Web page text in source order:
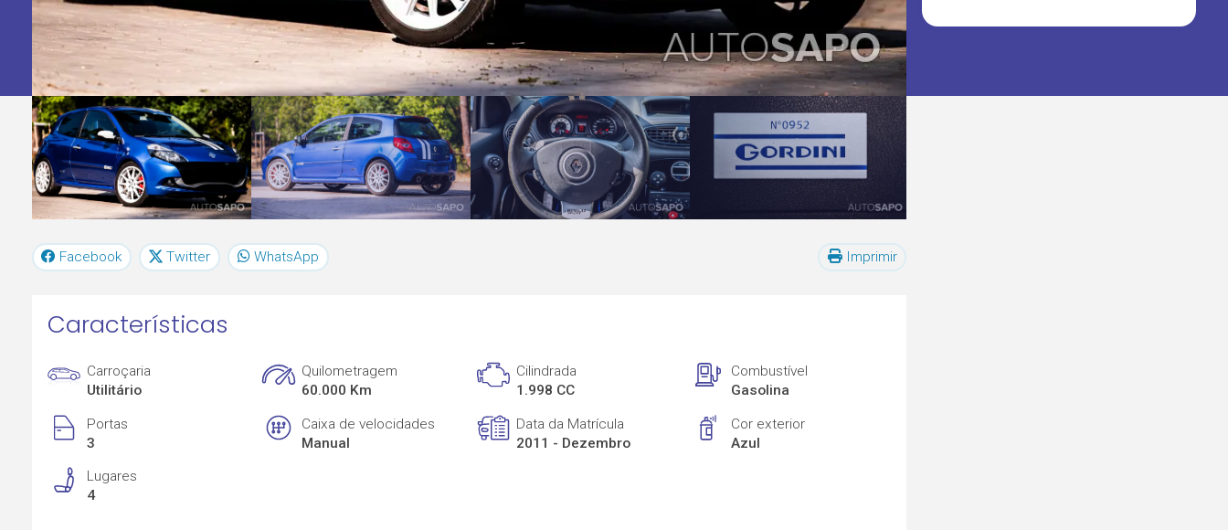
Facebook Twitter WhatsApp Imprimir
Características
Carroçaria
Utilitário
Quilometragem
60.000 Km
Cilindrada
1.998 CC
Combustível
Gasolina
Portas
3
Caixa de velocidades
Manual
Data da Matrícula
2011 - Dezembro
Cor exterior
Azul
Lugares
4